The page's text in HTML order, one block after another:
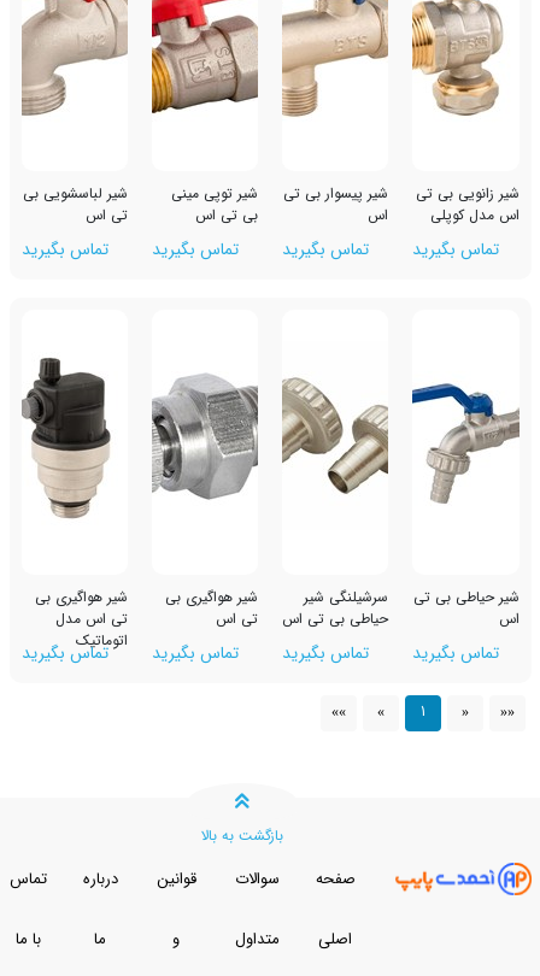
شیر پیسوار بی تی
اس
تماس بگیرید
شیر توپی مینی
تماس بگیرید
شیر لباسشویی بی
تی اس
تماس بگیرید
تی
سرشیلنگی شیر
حیاطی بی تی اس
تماس بگیرید
شیر هواگیری بی
تی اس
تماس بگیرید
شیر هواگیری بی
تی اس مدل
اتوماتیک
تماس بگیرید
صفحه سوالات
متداول
قوانین
و
درباره تماس